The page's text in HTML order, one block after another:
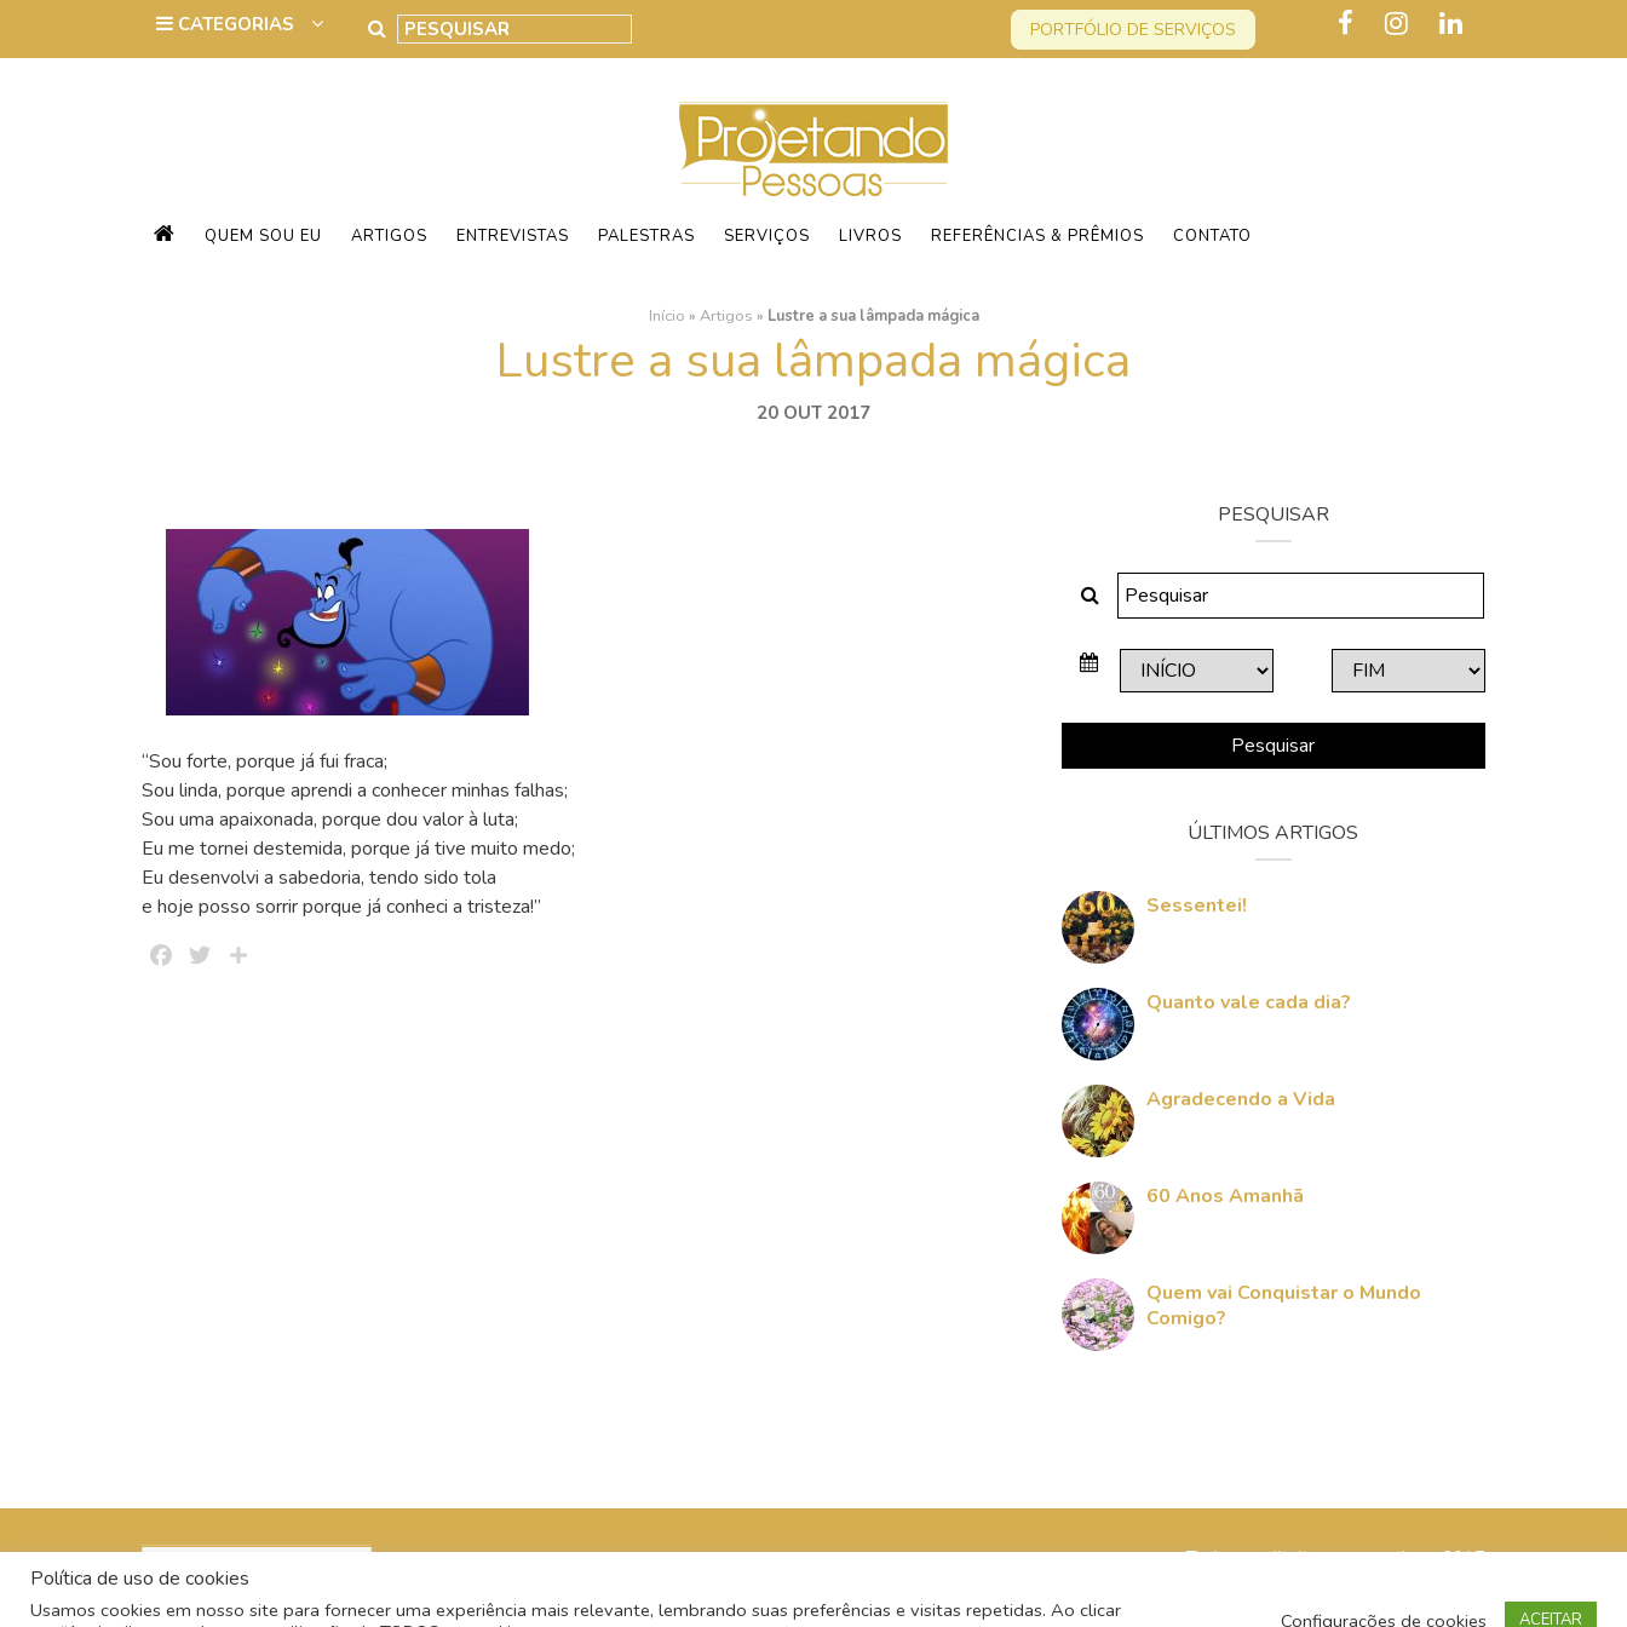
PORTFÓLIO DE SERVIÇOS
QUEM SOU EU ARTIGOS ENTREVISTAS PALESTRAS SERVIÇOS LIVROS REFERÊNCIAS & PRÊMIOS CONTATO
Início » Artigos » Lustre a sua lâmpada mágica
Lustre a sua lâmpada mágica
20 OUT 2017
“Sou forte, porque já fui fraca;
Sou linda, porque aprendi a conhecer minhas falhas;
Sou uma apaixonada, porque dou valor à luta;
Eu me tornei destemida, porque já tive muito medo;
Eu desenvolvi a sabedoria, tendo sido tola
e hoje posso sorrir porque já conheci a tristeza!”
FacebookTwitter
PESQUISAR
Pesquisar
ÚLTIMOS ARTIGOS
Sessentei!
Quanto vale cada dia?
Agradecendo a Vida
60 Anos Amanhã
Quem vai Conquistar o Mundo
Comigo?
Todos os direitos reservados - 2017
Política de uso de cookies
Usamos cookies em nosso site para fornecer uma experiência mais relevante, lembrando suas preferências e visitas repetidas. Ao clicar
Configurações de cookies ACEITAR